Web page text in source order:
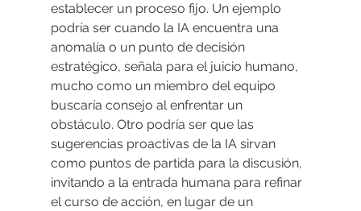
establecer un proceso fijo. Un ejemplo
podría ser cuando la IA encuentra una
anomalía o un punto de decisión
estratégico, señala para el juicio humano,
mucho como un miembro del equipo
buscaría consejo al enfrentar un
obstáculo. Otro podría ser que las
sugerencias proactivas de la IA sirvan
como puntos de partida para la discusión,
invitando a la entrada humana para refinar
el curso de acción, en lugar de un